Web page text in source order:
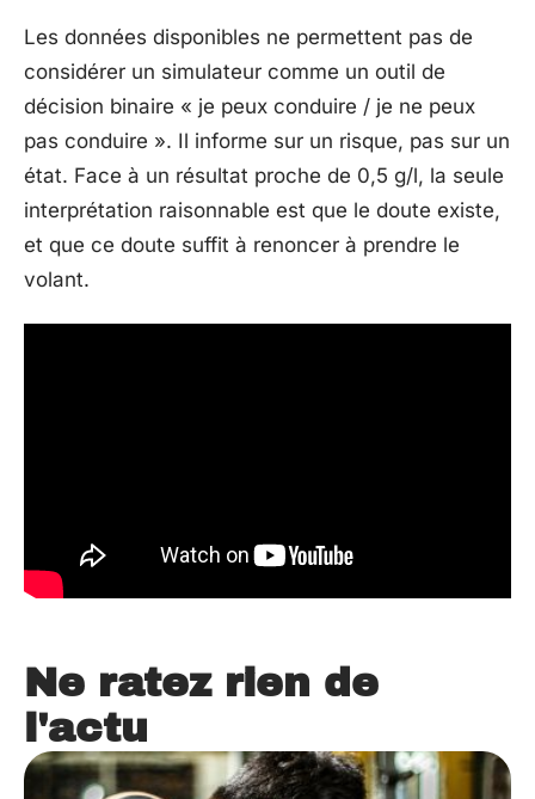
Les données disponibles ne permettent pas de
considérer un simulateur comme un outil de
décision binaire « je peux conduire / je ne peux
pas conduire ». Il informe sur un risque, pas sur un
état. Face à un résultat proche de 0,5 g/l, la seule
interprétation raisonnable est que le doute existe,
et que ce doute suffit à renoncer à prendre le
volant.
Ne ratez rien de
l'actu